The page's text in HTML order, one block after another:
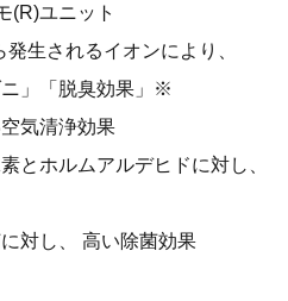
(R)ユニット
生されるイオンにより、
ニ」「脱臭効果」※
気清浄効果
とホルムアルデヒドに対し、
対し、 高い除菌効果